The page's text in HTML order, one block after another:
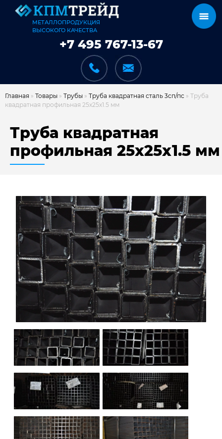
МЕТАЛЛОПРОДУКЦИЯ
ВЫСОКОГО КАЧЕСТВА
+7 495 767-13-67
КАК МЫ РАБОТАЕМ
ДОСТАВКА И ОПЛАТА
НАШИ ОБЪЕКТЫ
ОТЗЫВЫ
О НАС
КОНТАКТЫ
Главная » Товары » Трубы » Труба квадратная сталь 3сп/пс » Труба
квадратная профильная 25х25х1.5 мм
Труба квадратная
профильная 25х25х1.5 мм